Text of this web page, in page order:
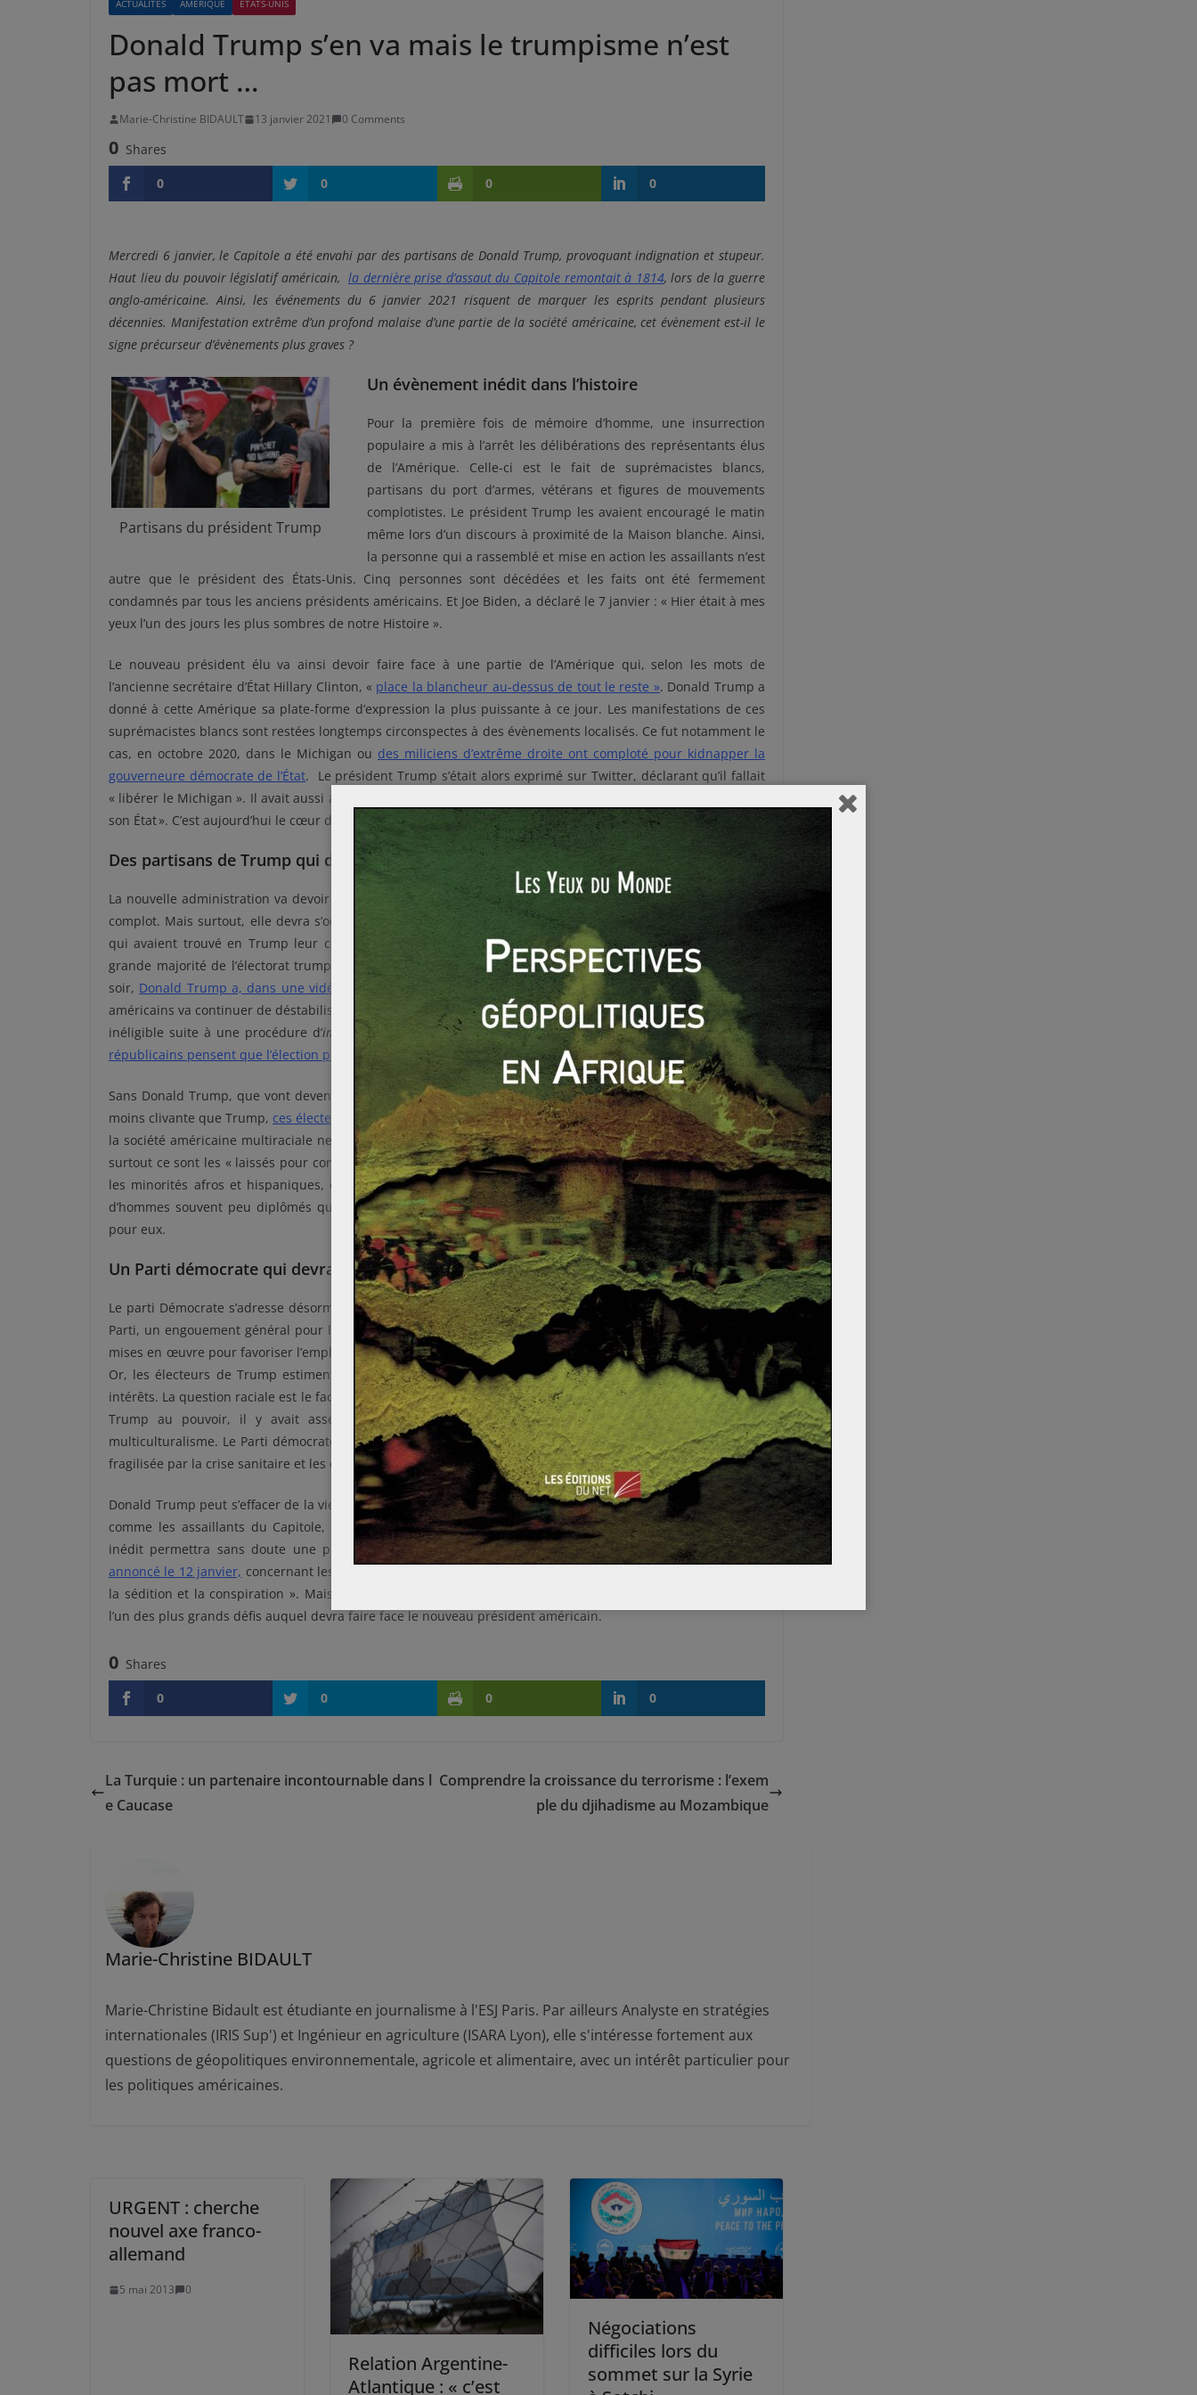
ACTUALITÉS AMÉRIQUE ÉTATS-UNIS
Donald Trump s’en va mais le trumpisme n’est
pas mort …
Marie-Christine BIDAULT 13 janvier 2021 0 Comments
0 Shares
0
0 0 0
Mercredi 6 janvier, le Capitole a été envahi par des partisans de Donald Trump, provoquant indignation et stupeur.
Haut lieu du pouvoir législatif américain,la dernière prise d’assaut du Capitole remontait à 1814, lors de la guerre
anglo-américaine. Ainsi, les événements du 6 janvier 2021 risquent de marquer les esprits pendant plusieurs
décennies. Manifestation extrême d’un profond malaise d’une partie de la société américaine, cet évènement est-il le
signe précurseur d’évènements plus graves ?
Partisans du président Trump
Un évènement inédit dans l’histoire
Pour la première fois de mémoire d’homme, une insurrection
populaire a mis à l’arrêt les délibérations des représentants élus
de l’Amérique. Celle-ci est le fait de suprémacistes blancs,
partisans du port d’armes, vétérans et figures de mouvements
complotistes. Le président Trump les avaient encouragé le matin
même lors d’un discours à proximité de la Maison blanche. Ainsi,
la personne qui a rassemblé et mise en action les assaillants n’est
autre que le président des États-Unis. Cinq personnes sont décédées et les faits ont été fermement
condamnés par tous les anciens présidents américains. Et Joe Biden, a déclaré le 7 janvier : « Hier était à mes
yeux l’un des jours les plus sombres de notre Histoire ».
Le nouveau président élu va ainsi devoir faire face à une partie de l’Amérique qui, selon les mots de
l’ancienne secrétaire d’État Hillary Clinton, « place la blancheur au-dessus de tout le reste ». Donald Trump a
donné à cette Amérique sa plate-forme d’expression la plus puissante à ce jour. Les manifestations de ces
suprémacistes blancs sont restées longtemps circonspectes à des évènements localisés. Ce fut notamment le
cas, en octobre 2020, dans le Michigan ou des miliciens d’extrême droite ont comploté pour kidnapper la
gouverneure démocrate de l’État. Le président Trump s’était alors exprimé sur Twitter, déclarant qu’il fallait
« libérer le Michigan ». Il avait aussi accusé la gouverneure d’avoir fait « un travail désastreux » en « confinant
son État ». C’est aujourd’hui le cœur de la démocratie américaine, visible aux yeux de tous, qui a été attaqué.
Des partisans de Trump qui demeureront
La nouvelle administration va devoir agir pour arrêter la propagation de discours violents et de théories du
complot. Mais surtout, elle devra s’occuper de ces classes populaires blanches qui se sentent délaissées et
qui avaient trouvé en Trump leur champion. Les assaillants du Capitole ne sont pas représentatifs de la
grande majorité de l’électorat trumpiste. Mais ils en sont la manifestation la plus sombre. Le 6 janvier au
soir, Donald Trump a, dans une vidéo, appelé à la fin des violences
. Néanmoins, la colère d’une partie des
américains va continuer de déstabiliser le jeu politique. Cela sera le cas même si Trump venait à être déclaré
inéligible suite à une procédure d’impeachment . Plusieurs sondages montrent que70 à 80% des électeurs
républicains pensent que l’élection présidentielle leur a été volée
Sans Donald Trump, que vont devenir les trumpistes ?Le parti Républicain peut-il représenter, de manière
moins clivante que Trump, ces électeurs, pour la plupart des hommes blancs, déclassés, qui considèrent que
la société américaine multiraciale ne les représente plus. Ils s’agit d’évangélistes, de catholiques ultra, mais
surtout ce sont les « laissés pour compte » de la société américaine. Celle-ci est de plus en plus clivée entre
les minorités afros et hispaniques, et les blancs des zones non urbanisées ou désindustrialisées. Il s’agit
d’hommes souvent peu diplômés qui estiment que tout est fait pour les Noirs ou les Hispaniques, et rien
pour eux.
Un Parti démocrate qui devra réagir
Le parti Démocrate s’adresse désormais beaucoup aux communautés. Il y a, notamment chez les cadres du
Parti, un engouement général pour la lutte pour les droits des minorités. Des politiques spécifiques ont été
mises en œuvre pour favoriser l’emploi, pour lutter contre les discriminations envers ces publics spécifiques.
Or, les électeurs de Trump estiment qu’accorder des droits à ces minorités se fait au détriment de leurs
intérêts. La question raciale est le facteur tout à la fois structurant et clivant des États-Unis. Avant l’arrivée de
Trump au pouvoir, il y avait assez peu de représentation de ces hommes blancs qui refusent le
multiculturalisme. Le Parti démocrate va devoir aller au chevet de cette partie de la population encore plus
fragilisée par la crise sanitaire et les difficultés économiques qui en découlent.
Donald Trump peut s’effacer de la vie politique, les trumpistes, eux, ne disparaitront pas. Les plus extrêmes,
comme les assaillants du Capitole, auront peut-être désormais plus de difficultés à agir. Cet évènement
inédit permettra sans doute une prise de conscience.
Le procureur fédéral de Washington, a d’ailleurs
annoncé le 12 janvier, concernant les assaillants : « Nous envisageons de retenir des crimes majeurs comme
la sédition et la conspiration ». Mais les problèmes profonds de l’Amérique demeureront. C’est sans doute
l’un des plus grands défis auquel devra faire face le nouveau président américain.
0 Shares
0
0 0 0
La Turquie : un partenaire incontournable dans l
e Caucase
Comprendre la croissance du terrorisme : l’exem
ple du djihadisme au Mozambique
Marie-Christine BIDAULT
Marie-Christine Bidault est étudiante en journalisme à l'ESJ Paris. Par ailleurs Analyste en stratégies
internationales (IRIS Sup') et Ingénieur en agriculture (ISARA Lyon), elle s'intéresse fortement aux
questions de géopolitiques environnementale, agricole et alimentaire, avec un intérêt particulier pour
les politiques américaines.
URGENT : cherche
nouvel axe franco-
allemand
5 mai 2013 0
Relation Argentine-
Atlantique : « c’est
Négociations
difficiles lors du
sommet sur la Syrie